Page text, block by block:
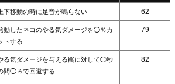
上下移動の時に足音が鳴らない 62
動したネコのやる気ダメージを◯％カ
トする
79
る気ダメージを与える罠に対して◯秒
間◯％で回避する
82